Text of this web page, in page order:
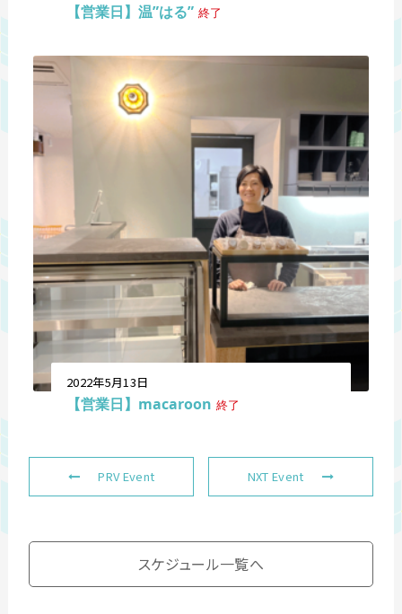
【営業日】温”はる” 終了
2022年5月13日
【営業日】macaroon 終了
PRV Event NXT Event
スケジュール一覧へ